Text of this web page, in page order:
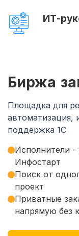
ИТ-
Биржа
Площадка для
автоматизация,
поддержка 1С
Исполнители -
Инфостарт
Поиск от
проект
Приватные
напрямую без